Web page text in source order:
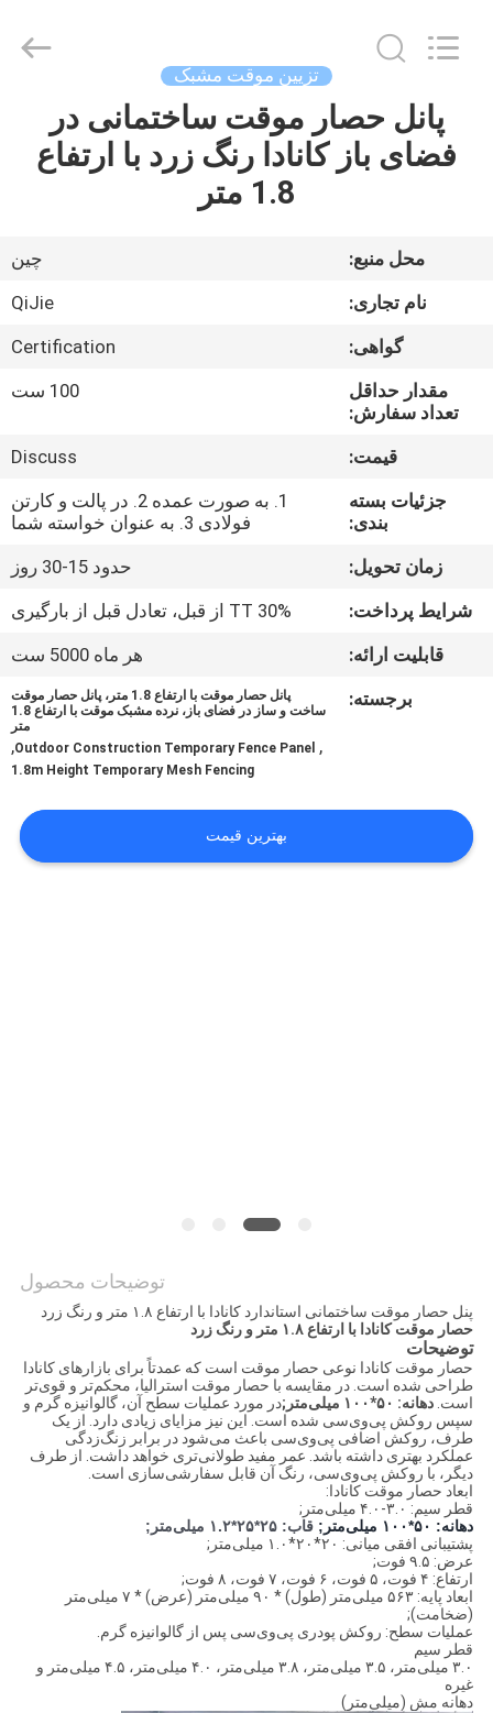
صفحه
اصلی
درباره
تور
کنترل
کیفیت
درخواست
نقل قول
تزیین موقت مشبک
پانل حصار موقت ساختمانی در
فضای باز کانادا رنگ زرد با ارتفاع
1.8 متر
محل منبع:
چین
نام تجاری:
QiJie
گواهی:
Certification
مقدار حداقل
تعداد سفارش:
100 ست
قیمت:
Discuss
جزئیات بسته
بندی:
1. به صورت عمده 2. در پالت و کارتن
فولادی 3. به عنوان خواسته شما
زمان تحویل:
حدود 15-30 روز
شرایط پرداخت:
30% TT از قبل، تعادل قبل از بارگیری
قابلیت ارائه:
هر ماه 5000 ست
برجسته:
پانل حصار موقت با ارتفاع 1.8 متر، پانل حصار موقت
ساخت و ساز در فضای باز، نرده مشبک موقت با ارتفاع 1.8
متر
,
Outdoor Construction Temporary Fence Panel
,
1.8m Height Temporary Mesh Fencing
بهترین قیمت
توضیحات محصول
پنل حصار موقت ساختمانی استاندارد کانادا با ارتفاع ۱.۸ متر و رنگ زرد
حصار موقت کانادا با ارتفاع ۱.۸ متر و رنگ زرد
توضیحات
حصار موقت کانادا نوعی حصار موقت است که عمدتاً برای بازارهای کانادا
طراحی شده است. در مقایسه با حصار موقت استرالیا، محکم‌تر و قوی‌تر
است. دهانه: ۵۰*۱۰۰ میلی‌متر;
در مورد عملیات سطح آن، گالوانیزه گرم و
سپس روکش پی‌وی‌سی شده است. این نیز مزایای زیادی دارد. از یک
طرف، روکش اضافی پی‌وی‌سی باعث می‌شود در برابر زنگ‌زدگی
عملکرد بهتری داشته باشد. عمر مفید طولانی‌تری خواهد داشت. از طرف
دیگر، با روکش پی‌وی‌سی، رنگ آن قابل سفارشی‌سازی است.
ابعاد حصار موقت کانادا:
قطر سیم: ۳.۰-۴.۰ میلی‌متر;
دهانه: ۵۰*۱۰۰ میلی‌متر; قاب: ۲۵*۲۵*۱.۲ میلی‌متر;
پشتیبانی افقی میانی: ۲۰*۲۰*۱.۰ میلی‌متر;
عرض: ۹.۵ فوت;
ارتفاع: ۴ فوت، ۵ فوت، ۶ فوت، ۷ فوت، ۸ فوت;
ابعاد پایه: ۵۶۳ میلی‌متر (طول) * ۹۰ میلی‌متر (عرض) * ۷ میلی‌متر
(ضخامت);
عملیات سطح: روکش پودری پی‌وی‌سی پس از گالوانیزه گرم.
قطر سیم
۳.۰ میلی‌متر، ۳.۵ میلی‌متر، ۳.۸ میلی‌متر، ۴.۰ میلی‌متر، ۴.۵ میلی‌متر و
غیره
دهانه مش (میلی‌متر)